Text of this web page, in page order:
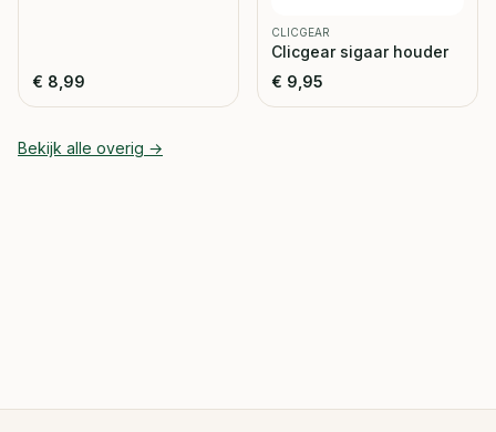
€ 8,99
CLICGEAR
Clicgear sigaar houder
€ 9,95
Bekijk alle overig →